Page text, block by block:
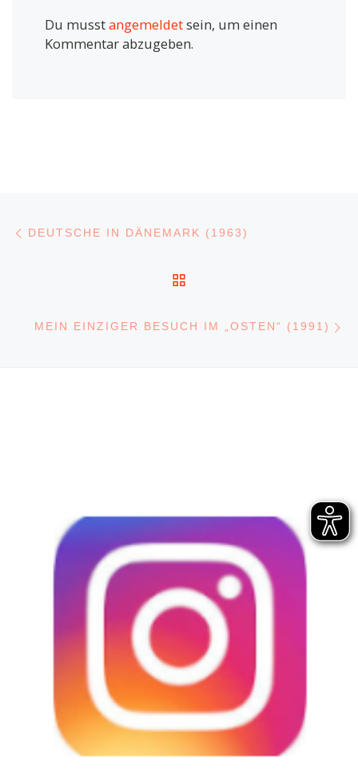
Du musstangemeldetsein, um einen
Kommentar abzugeben.
DEUTSCHE IN DÄNEMARK (1963)
MEIN EINZIGER BESUCH IM „OSTEN“ (1991)